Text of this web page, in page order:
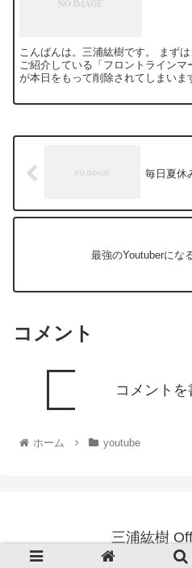
こんばんは。三浦紘樹です。 まずは、【緊急報告】です。 先日から
ご紹介している「フロントライン
が本日をもって削除されてしまいます。 『FMCアフィリエイ
毎日夏休
最強のYoutuberにな
コメント
コメント
ホーム youtube
三浦紘樹
© 2013 三浦紘